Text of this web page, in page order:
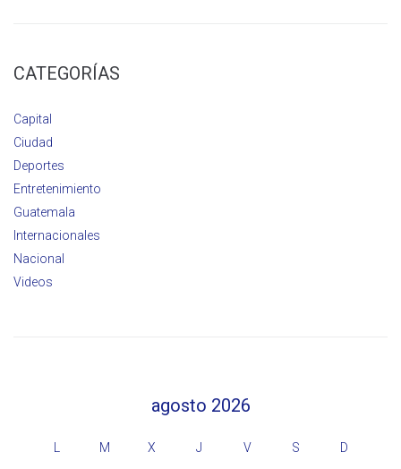
CATEGORÍAS
Capital
Ciudad
Deportes
Entretenimiento
Guatemala
Internacionales
Nacional
Videos
agosto 2026
M X J V S D